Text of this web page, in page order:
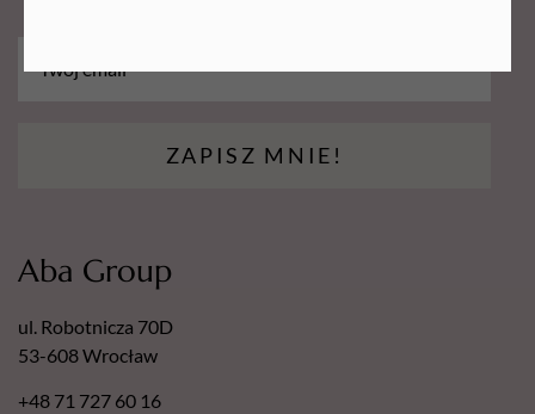
* Zapakowana jednorazowo
* Szybko zmatowisz paznokcie
długość: 9 cm Szerokość: 3 cm Grubość 1 cm
ZAPISZ MNIE!
Aba Group
ul. Robotnicza 70D
53-608 Wrocław
+48 71 727 60 16